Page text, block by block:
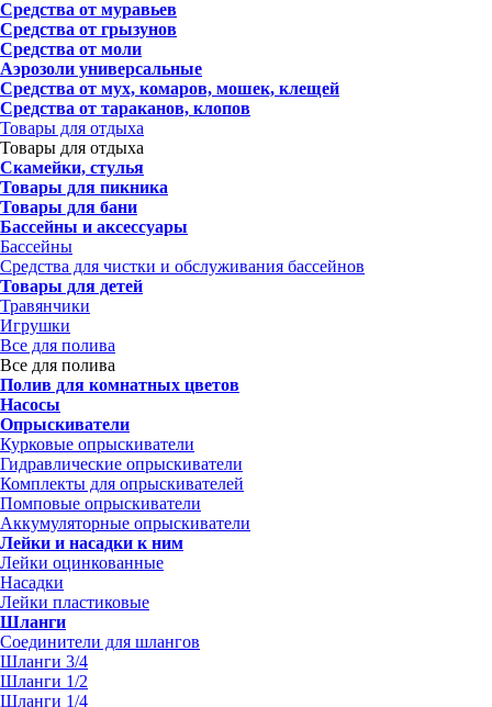
Средства от муравьев
Средства от грызунов
Средства от моли
Аэрозоли универсальные
Средства от мух, комаров, мошек, клещей
Средства от тараканов, клопов
Товары для отдыха
Товары для отдыха
Скамейки, стулья
Товары для пикника
Товары для бани
Бассейны и аксессуары
Бассейны
Средства для чистки и обслуживания бассейнов
Товары для детей
Травянчики
Игрушки
Все для полива
Все для полива
Полив для комнатных цветов
Насосы
Опрыскиватели
Курковые опрыскиватели
Гидравлические опрыскиватели
Комплекты для опрыскивателей
Помповые опрыскиватели
Аккумуляторные опрыскиватели
Лейки и насадки к ним
Лейки оцинкованные
Насадки
Лейки пластиковые
Шланги
Соединители для шлангов
Шланги 3/4
Шланги 1/2
Шланги 1/4